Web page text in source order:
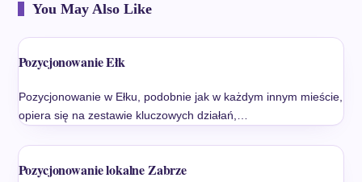
You May Also Like
Pozycjonowanie Ełk
Pozycjonowanie w Ełku, podobnie jak w każdym innym mieście,
opiera się na zestawie kluczowych działań,…
Pozycjonowanie lokalne Zabrze